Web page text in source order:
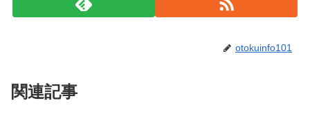
otokuinfo101
関連記事